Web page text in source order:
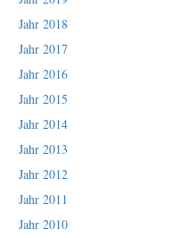
Jahr 2018
Jahr 2017
Jahr 2016
Jahr 2015
Jahr 2014
Jahr 2013
Jahr 2012
Jahr 2011
Jahr 2010